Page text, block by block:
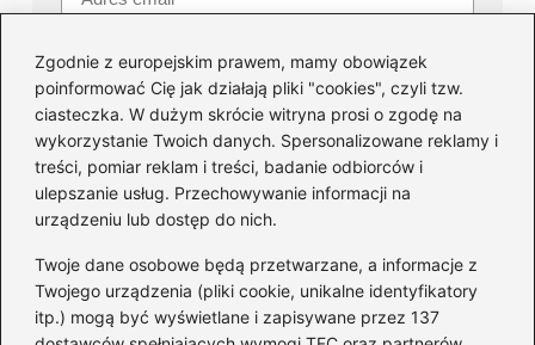
Zgodnie z europejskim prawem, mamy obowiązek
poinformować Cię jak działają pliki "cookies", czyli tzw.
ciasteczka. W dużym skrócie witryna prosi o zgodę na
wykorzystanie Twoich danych. Spersonalizowane reklamy i
treści, pomiar reklam i treści, badanie odbiorców i
ulepszanie usług. Przechowywanie informacji na
urządzeniu lub dostęp do nich.
Twoje dane osobowe będą przetwarzane, a informacje z
Twojego urządzenia (pliki cookie, unikalne identyfikatory
itp.) mogą być wyświetlane i zapisywane przez 137
Kategorie
Części i serwis
(123)
Felgi(51)
Honda(62)